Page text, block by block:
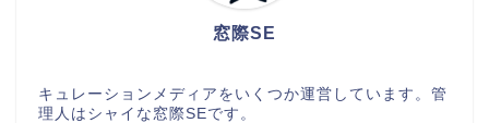
窓際SE
キュレーションメディアをいくつか運営しています。管
理人はシャイな窓際SEです。